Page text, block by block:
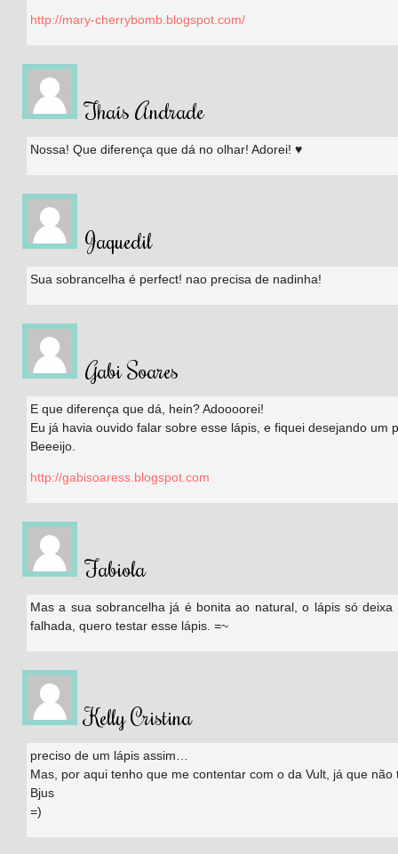
http://mary-cherrybomb.blogspot.com/
Thaís Andrade
Nossa! Que diferença que dá no olhar! Adorei! ♥
Jaquedil
Sua sobrancelha é perfect! nao precisa de nadinha!
Gabi Soares
E que diferença que dá, hein? Adoooorei!
Eu já havia ouvido falar sobre esse lápis, e fiquei desejando um
Beeeijo.
http://gabisoaress.blogspot.com
Fabiola
Mas a sua sobrancelha já é bonita ao natural, o lápis só
falhada, quero testar esse lápis. =~
Kelly Cristina
preciso de um lápis assim…
Mas, por aqui tenho que me contentar com o da Vult, já que não
Bjus
=)